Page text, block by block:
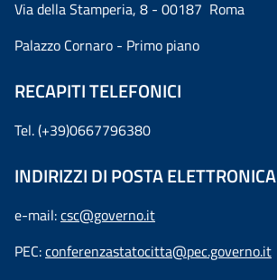
Via della Stamperia, 8 - 00187 Roma
Palazzo Cornaro - Primo piano
RECAPITI TELEFONICI
Tel. (+39)0667796380
INDIRIZZI DI POSTA ELETTRONICA
e-mail:csc@governo.it
PEC:conferenzastatocitta@pec.governo.it